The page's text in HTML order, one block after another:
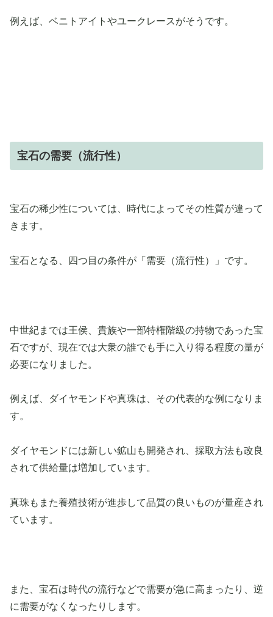
例えば、ベニトアイトやユークレースがそうです。
宝石の需要（流行性）
宝石の稀少性については、時代によってその性質が違って
きます。
宝石となる、四つ目の条件が「需要（流行性）」です。
中世紀までは王侯、貴族や一部特権階級の持物であった宝
石ですが、現在では大衆の誰でも手に入り得る程度の量が
必要になりました。
例えば、ダイヤモンドや真珠は、その代表的な例になりま
す。
ダイヤモンドには新しい鉱山も開発され、採取方法も改良
されて供給量は増加しています。
真珠もまた養殖技術が進歩して品質の良いものが量産され
ています。
また、宝石は時代の流行などで需要が急に高まったり、逆
に需要がなくなったりします。